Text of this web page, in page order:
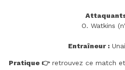
O. Watkins
Entraîneur :
Pratique 👉retrouvez ce match